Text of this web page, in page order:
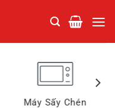
Máy Sấy Chén